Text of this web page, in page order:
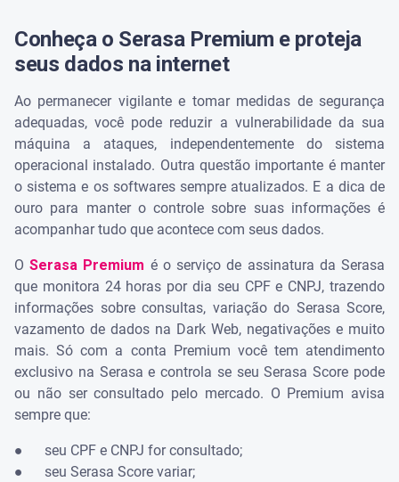
Conheça o Serasa Premium e proteja
seus dados na internet
Ao permanecer vigilante e tomar medidas de segurança
adequadas, você pode reduzir a vulnerabilidade da sua
máquina a ataques, independentemente do sistema
operacional instalado. Outra questão importante é manter
o sistema e os softwares sempre atualizados. E a dica de
ouro para manter o controle sobre suas informações é
acompanhar tudo que acontece com seus dados.
OSerasa Premium é o serviço de assinatura da Serasa
que monitora 24 horas por dia seu CPF e CNPJ, trazendo
informações sobre consultas, variação do Serasa Score,
vazamento de dados na Dark Web, negativações e muito
mais. Só com a conta Premium você tem atendimento
exclusivo na Serasa e controla se seu Serasa Score pode
ou não ser consultado pelo mercado. O Premium avisa
sempre que:
● seu CPF e CNPJ for consultado;
● seu Serasa Score variar;